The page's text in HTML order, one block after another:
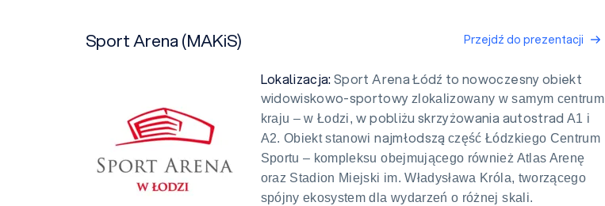
Sport Arena (MAKiS) Przejdź do prezentacji
Lokalizacja:Sport Arena Łódź to nowoczesny obiekt
widowiskowo-sportowy zlokalizowany w samym centrum
kraju – w Łodzi,w pobliżu skrzyżowania autostrad A1 i
A2. Obiekt stanowinajmłodszączęść Łódzkiego Centrum
Sportu – kompleksu obejmującego również Atlas Arenę
oraz Stadion Miejski im. Władysława Króla, tworzącego
spójny ekosystem dla wydarzeń o różnej skali.